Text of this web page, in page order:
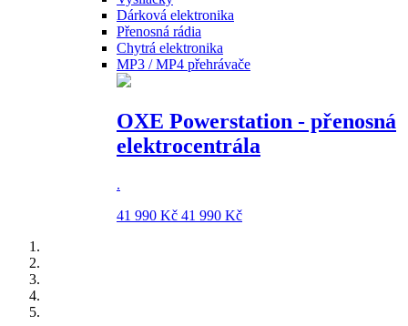
Dárková elektronika
Přenosná rádia
Chytrá elektronika
MP3 / MP4 přehrávače
OXE Powerstation - přenosná
elektrocentrála
.
41 990 Kč 41 990 Kč